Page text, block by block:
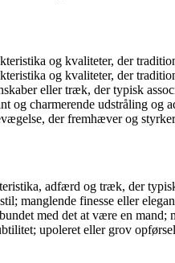
og kvaliteter, der
og kvaliteter, der
eller træk, der typisk
og charmerende udstråling og
der fremhæver og
adfærd og træk, der
manglende finesse eller
med det at være en mand;
upoleret eller grov